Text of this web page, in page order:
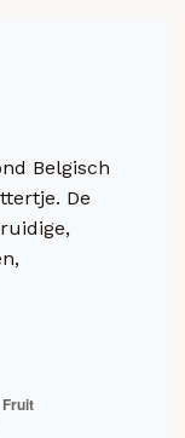
Belgisch
De